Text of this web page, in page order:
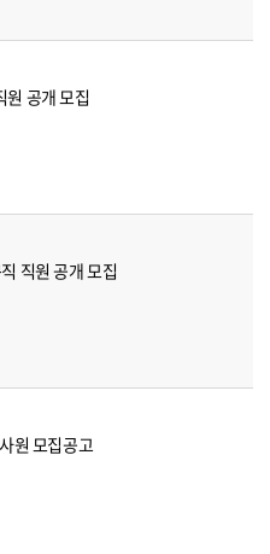
공개 모집
직원 공개 모집
원 모집공고